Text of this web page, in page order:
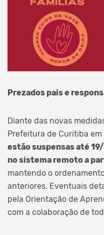
Prezados pais e
Diante das novas
Prefeitura de Curitiba em
estão suspensas até
no sistema remoto a
mantendo o
anteriores. Eventuais
pela Orientação de
com a colaboração de